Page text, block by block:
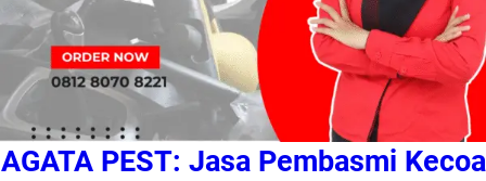
AGATA PEST: Jasa Pembasmi Kecoa